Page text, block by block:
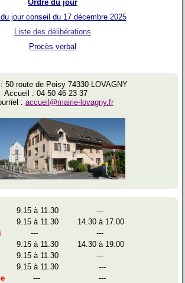
Ordre du jour
jour conseil du 17 décembre 2025
Liste des délibérations
Procès verbal
50 route de Poisy 74330 LOVAGNY
Accueil : 04 50 46 23 37
: accueil@mairie-lovagny.fr
9.15 à 11.30
---
9.15 à 11.30
14.30 à 17.00
---
---
9.15 à 11.30
14.30 à 19.00
9.15 à 11.30
---
9.15 à 11.30
---
--- ---